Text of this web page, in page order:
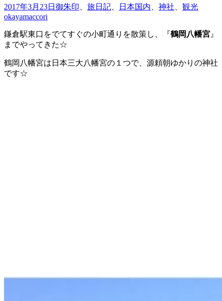
2017年3月23日 御朱印 旅日記 日本国内 神社
観光
okayamaccori
鎌倉駅東口をでてすぐの小町通りを散策し、『鶴岡八幡宮 』
までやってきた☆
鶴岡八幡宮は日本三大八幡宮の１つで、源頼朝ゆかりの神社
です☆